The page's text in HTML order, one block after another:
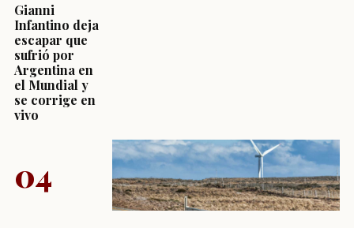
Gianni
Infantino deja
escapar que
sufrió por
Argentina en
el Mundial y
se corrige en
vivo
04